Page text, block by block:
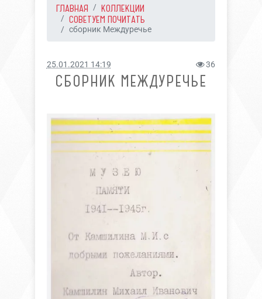
ГЛАВНАЯ
КОЛЛЕКЦИИ
СОВЕТУЕМ ПОЧИТАТЬ
сборник Междуречье
25.01.2021 14:19 36
СБОРНИК МЕЖДУРЕЧЬЕ